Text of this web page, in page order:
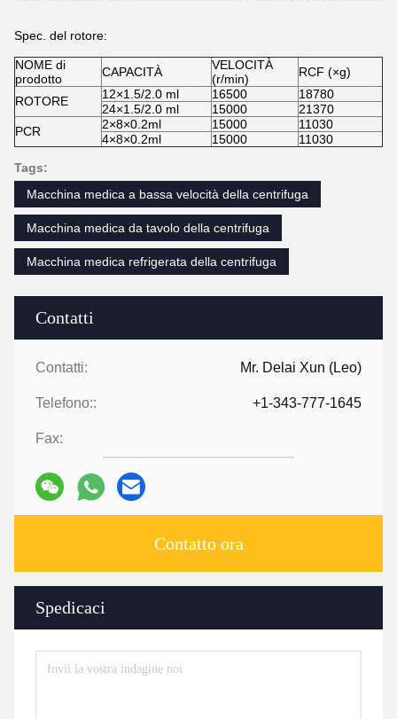
Contatti
Contatti: Mr. Delai Xun (Leo)
Telefono:: +1-343-777-1645
Fax:
Contatto ora
Spedicaci
Spec. del rotore:
NOME di
prodotto
CAPACITÀ
VELOCITÀ
(r/min)
RCF (×g)
ROTORE 12×1.5/2.0 ml 16500
18780
24×1.5/2.0 ml
15000
21370
PCR
2×8×0.2ml 15000
11030
4×8×0.2ml
15000
11030
Tags:
Macchina medica a bassa velocità della centrifuga
Macchina medica da tavolo della centrifuga
Macchina medica refrigerata della centrifuga